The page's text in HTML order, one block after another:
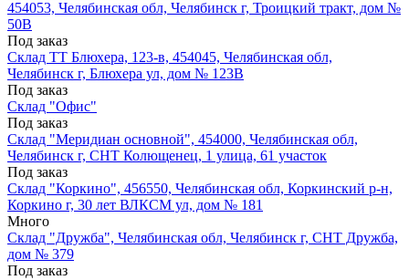
454053, Челябинская обл, Челябинск г, Троицкий тракт, дом №
50В
Под заказ
Склад ТТ Блюхера, 123-в, 454045, Челябинская обл,
Челябинск г, Блюхера ул, дом № 123В
Под заказ
Склад "Офис"
Под заказ
Склад "Меридиан основной", 454000, Челябинская обл,
Челябинск г, СНТ Колющенец, 1 улица, 61 участок
Под заказ
Склад "Коркино", 456550, Челябинская обл, Коркинский р-н,
Коркино г, 30 лет ВЛКСМ ул, дом № 181
Много
Склад "Дружба", Челябинская обл, Челябинск г, СНТ Дружба,
дом № 379
Под заказ